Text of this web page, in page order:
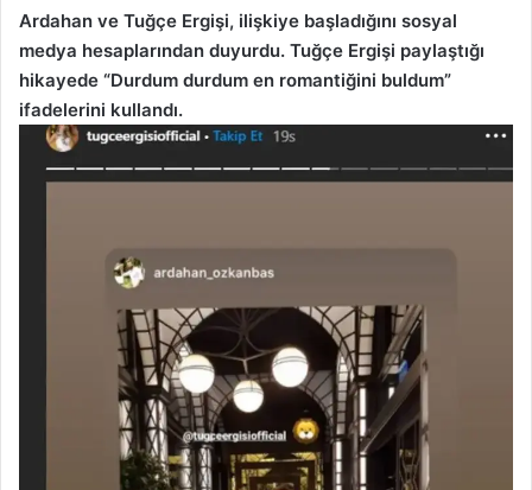
Ardahan ve Tuğçe Ergişi, ilişkiye başladığını sosyal
medya hesaplarından duyurdu. Tuğçe Ergişi paylaştığı
hikayede “Durdum durdum en romantiğini buldum”
ifadelerini kullandı.